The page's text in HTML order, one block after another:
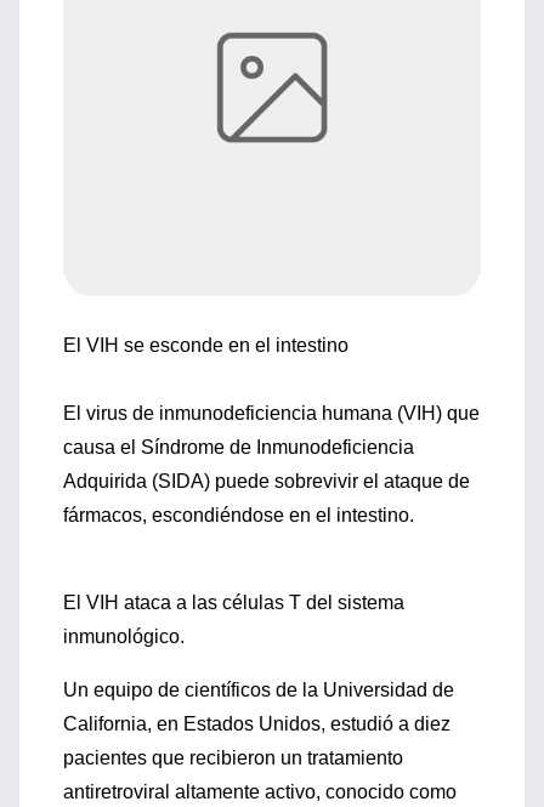
El VIH se esconde en el intestino
El virus de inmunodeficiencia humana (VIH) que
causa el Síndrome de Inmunodeficiencia
Adquirida (SIDA) puede sobrevivir el ataque de
fármacos, escondiéndose en el intestino.
El VIH ataca a las células T del sistema
inmunológico.
Un equipo de científicos de la Universidad de
California, en Estados Unidos, estudió a diez
pacientes que recibieron un tratamiento
antiretroviral altamente activo, conocido como